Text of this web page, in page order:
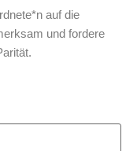
auf die
und fordere